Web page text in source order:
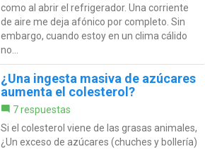
como al abrir el refrigerador. Una corriente
de aire me deja afónico por completo. Sin
embargo, cuando estoy en un clima cálido
no...
¿Una ingesta masiva de azúcares
aumenta el colesterol?
7 respuestas
Si el colesterol viene de las grasas animales,
¿Un exceso de azúcares (chuches y bollería)